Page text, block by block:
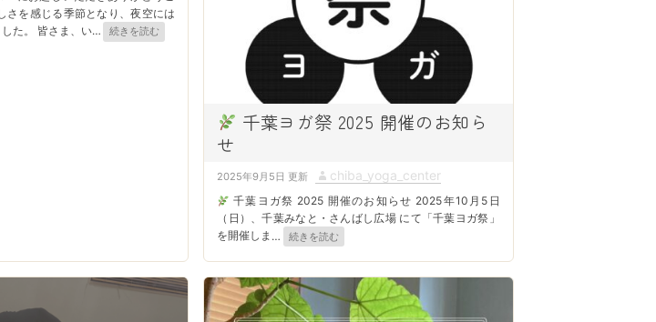
さを感じる季節となり、夜空には
た。 皆さま、い… 続きを読む
千葉ヨガ祭 2025 開催のお知ら
せ
P
o
t
e
d
o
2025年9月5日
A
u
t
h
o
r
chiba_yoga_center
千葉ヨガ祭 2025 開催のお知らせ 2025年10月5日
（日）、千葉みなと・さんばし広場 にて「千葉ヨガ祭」
を開催しま … 続きを読む